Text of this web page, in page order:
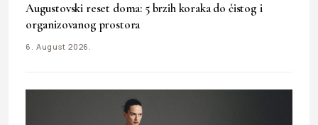
Augustovski reset doma: 5 brzih koraka do čistog i
organizovanog prostora
6. August 2026.